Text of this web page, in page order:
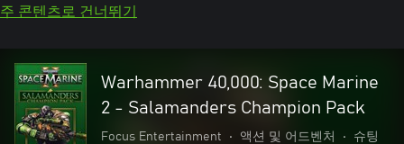
주 콘텐츠로 건너뛰기
Warhammer 40,000: Space Marine
2 - Salamanders Champion Pack
Focus Entertainment • 액션 및 어드벤처 • 슈팅